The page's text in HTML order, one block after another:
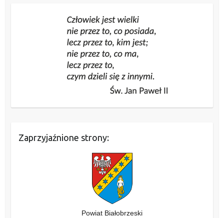
Zaprzyjaźnione strony:
Powiat Białobrzeski